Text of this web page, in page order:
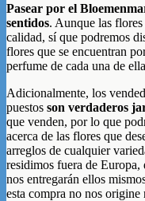
Pasear por el
sentidos. Aunque las
calidad, sí que podremos
flores que se encuentran
perfume de cada una de
Adicionalmente, los
puestos son verdaderos
que venden, por lo que
acerca de las flores que
arreglos de cualquier
residimos fuera de
nos entregarán ellos
esta compra no nos